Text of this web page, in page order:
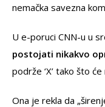
nemačka savezna
U e-poruci CNN-u u
postojati nikakvo
podrže ‘X’ tako što
Ona je rekla da